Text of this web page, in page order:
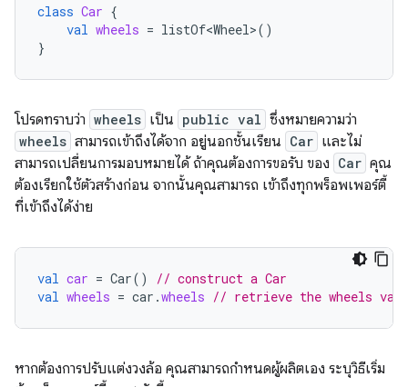
class Car {
val wheels = listOf<Wheel>()
}
โปรดทราบว่า wheels เป็น public val ซึ่งหมายความว่า
wheels สามารถเข้าถึงได้จาก อยู่นอกชั้นเรียน Car และไม่
สามารถเปลี่ยนการมอบหมายได้ ถ้าคุณต้องการขอรับ ของ Car คุณ
ต้องเรียกใช้ตัวสร้างก่อน จากนั้นคุณสามารถ เข้าถึงทุกพร็อพเพอร์ตี้
ที่เข้าถึงได้ง่าย
val car = Car()
// construct a Car
val wheels = car .wheels // retrieve the wheels
หากต้องการปรับแต่งวงล้อ คุณสามารถกำหนดผู้ผลิตเอง ระบุวิธีเริ่ม